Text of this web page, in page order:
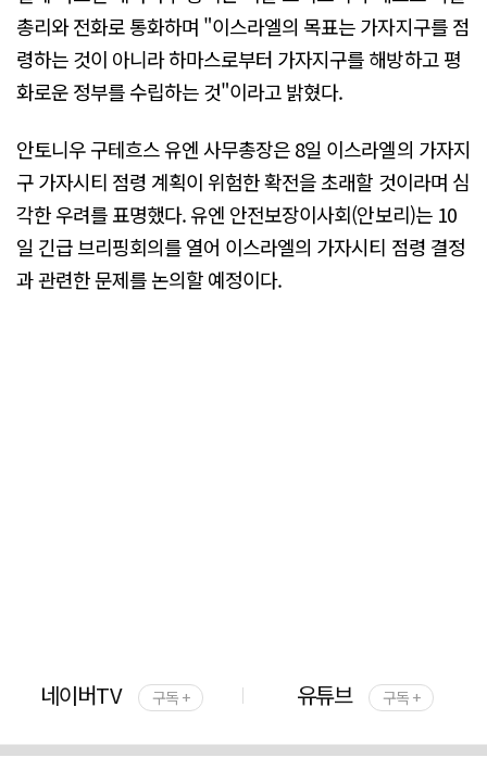
총리와 전화로 통화하며 "이스라엘의 목표는 가자지구를 점
령하는 것이 아니라 하마스로부터 가자지구를 해방하고 평
화로운 정부를 수립하는 것"이라고 밝혔다.
안토니우 구테흐스 유엔 사무총장은 8일 이스라엘의 가자지
구 가자시티 점령 계획이 위험한 확전을 초래할 것이라며 심
각한 우려를 표명했다. 유엔 안전보장이사회(안보리)는 10
일 긴급 브리핑회의를 열어 이스라엘의 가자시티 점령 결정
과 관련한 문제를 논의할 예정이다.
네이버TV 구독 + 유튜브 구독 +